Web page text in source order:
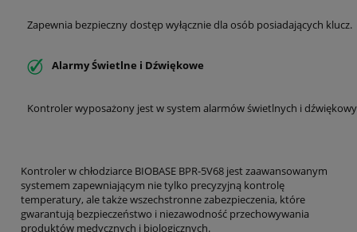
Zapewnia bezpieczny dostęp wyłącznie dla osób posiadających klucz.
Alarmy Świetlne i Dźwiękowe
Kontroler wyposażony jest w system alarmów świetlnych i
Kontroler w chłodziarce BIOBASE BPR-5V68 jest zaawansowanym
systemem zapewniającym nie tylko precyzyjną kontrolę
temperatury, ale także wszechstronne zabezpieczenia, które
gwarantują bezpieczeństwo i niezawodność przechowywania
produktów medycznych i biologicznych.